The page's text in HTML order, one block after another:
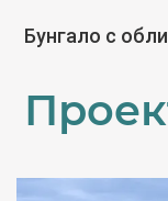
Бунгало с